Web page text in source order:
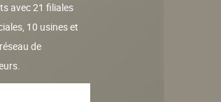
avec 21 filiales
10 usines et
de